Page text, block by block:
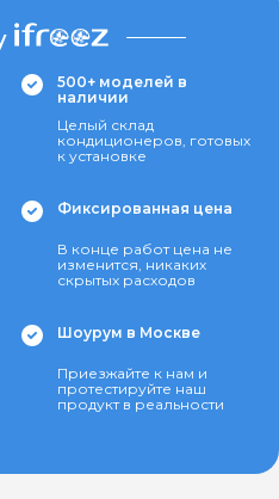
500+ моделей в
наличии
Целый склад
кондиционеров, готовых
к установке
Фиксированная цена
В конце работ цена не
изменится, никаких
скрытых расходов
Шоурум в Москве
Приезжайте к нам и
протестируйте наш
продукт в реальности